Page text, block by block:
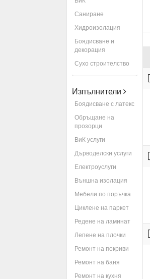
Саниране
Хидроизолация
Боядисване и
декорация
Сухо строителство
Изпълнители
Боядисване с латекс
Обръщане на
прозорци
ВиК услуги
Дърводелски услуги
Електроуслуги
Външна изолация
Мебели по поръчка
Циклене на паркет
Редене на ламинат
Лепене на плочки
Ремонт на покриви
Ремонт на баня
Ремонт на кухня